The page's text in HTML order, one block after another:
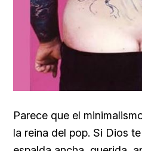
Parece que el
la reina del pop. Si Dios